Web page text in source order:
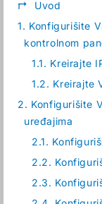
↱
Uvod
1. Konfigurišite
kontrolnom
1.1. Kreirajte
1.2. Kreirajte
2. Konfigurišite
uređajima
2.1.
2.2.
2.3.